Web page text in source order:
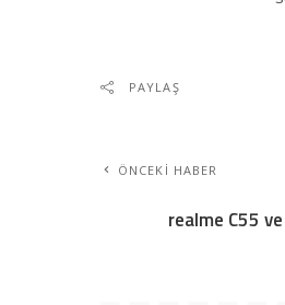
PAYLAŞ
ÖNCEKI HABER
realme C55